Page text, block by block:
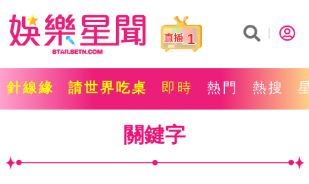
1
針線緣 請世界吃桌 即時 熱門 熱搜
關鍵字